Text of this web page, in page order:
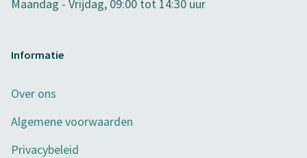
Maandag - Vrijdag, 09:00 tot 14:30 uur
Informatie
Over ons
Algemene voorwaarden
Privacybeleid